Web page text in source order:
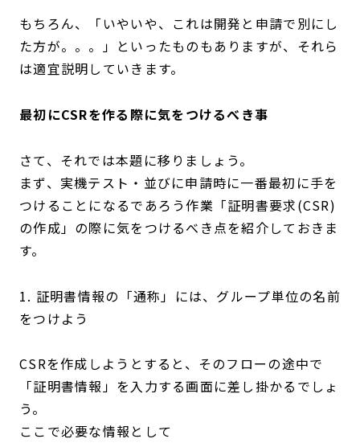
もちろん、「いやいや、これは開発と申請で別にし
た方が。。。」といったものもありますが、それら
は適宜説明していきます。
最初にCSRを作る際に気をつけるべき事
さて、それでは本題に移りましょう。
まず、実機テスト・並びに申請時に一番最初に手を
つけることになるであろう作業「証明書要求(CSR)
の作成」の際に気をつけるべき点を紹介しておきま
す。
1. 証明書情報の「通称」には、グループ単位の名前
をつけよう
CSRを作成しようとすると、そのフローの途中で
「証明書情報」を入力する画面に差し掛かるでしょ
う。
ここで必要な情報として